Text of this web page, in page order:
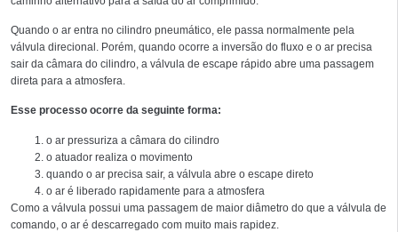
Quando o ar entra no cilindro pneumático, ele passa normalmente pela
válvula direcional. Porém, quando ocorre a inversão do fluxo e o ar precisa
sair da câmara do cilindro, a válvula de escape rápido abre uma passagem
direta para a atmosfera.
Esse processo ocorre da seguinte forma:
o ar pressuriza a câmara do cilindro
o atuador realiza o movimento
quando o ar precisa sair, a válvula abre o escape direto
o ar é liberado rapidamente para a atmosfera
Como a válvula possui uma passagem de maior diâmetro do que a válvula de
comando, o ar é descarregado com muito mais rapidez.